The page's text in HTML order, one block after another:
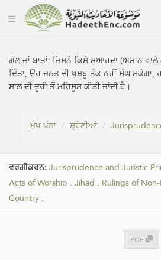
ਗੱਲ ਜਾਂ ਬਾਤਾਂ:ਜਿਸਨੇ ਕਿਸੇ ਮੁਆਹਦਾ (ਅਮਾਨ
ਦਿੱਤਾ, ਉਹ ਜਨਤ ਦੀ ਖੁਸ਼ਬੂ ਤੱਕ ਨਹੀਂ ਸੁੰਘ ਸਕੇਗਾ,
ਸਾਲ ਦੀ ਦੂਰੀ ਤੋਂ ਮਹਿਸੂਸ ਕੀਤੀ ਜਾਂਦੀ ਹੈ।
ਮੁੱਖ ਪੰਨਾ ਸ਼੍ਰੇਣੀਆਂ
ਵਰਗੀਕਰਨ: Jurisprudence and Juristic
Acts of Worship . Jihad . Rulings of
Country .
PDF